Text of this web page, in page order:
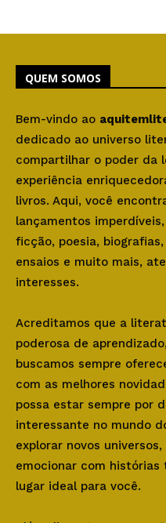
QUEM SOMOS
Bem-vindo ao
dedicado ao universo
compartilhar o poder da
experiência
livros. Aqui, você
lançamentos
ficção, poesia,
ensaios e muito mais,
interesses.
Acreditamos que a
poderosa de
buscamos sempre
com as melhores
possa estar sempre por
interessante no mundo
explorar novos
emocionar com
lugar ideal para você.